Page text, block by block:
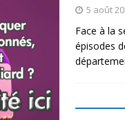
5 août
Face à la
épisodes